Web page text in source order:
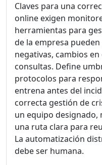
Claves para una
online exigen
herramientas para
de la empresa
negativas, cambios
consultas. Define
protocolos para
entrena antes del
correcta gestión de
un equipo designado,
una ruta clara para
La automatización
debe ser humana.